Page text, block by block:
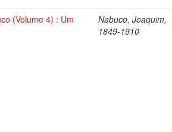
(Volume 4) : Um
Nabuco, Joaquim,
1849-1910